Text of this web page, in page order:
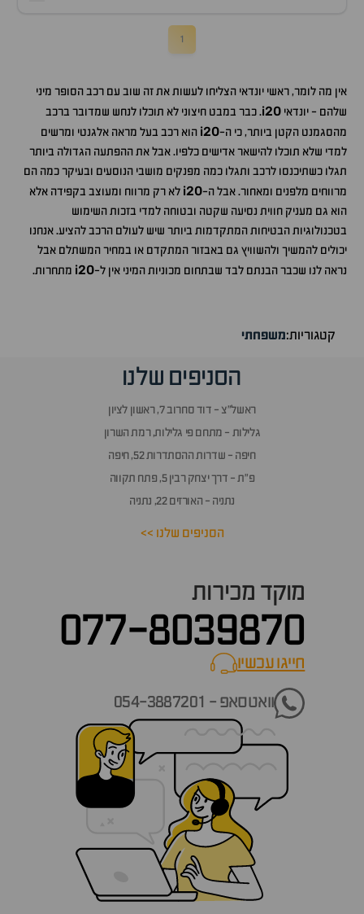
1
אין מה לומר, ראשי יונדאי הצליחו לעשות את זה שוב עם רכב הסופר מיני
שלהם - יונדאי i20. כבר במבט חיצוני לא תוכלו לנחש שמדובר ברכב
מהסגמנט הקטן ביותר, כי ה-i20 הוא רכב בעל מראה אלגנטי ומרשים
למדי שלא תוכלו להישאר אדישים כלפיו. אבל את ההפתעה הגדולה ביותר
תגלו כשתיכנסו לרכב ותגלו כמה מפנקים מושבי הנוסעים ובעיקר כמה הם
מרווחים מלפנים ומאחור. אבל ה-i20 לא רק מרווח ומעוצב בקפידה אלא
הוא גם מעניק חווית נסיעה שקטה ובטוחה למדי בזכות השימוש
בטכנולוגיות הבטיחות המתקדמות ביותר שיש לעולם הרכב להציע. אנחנו
יכולים להמשיך ולהשוויץ גם באבזור המתקדם או במחיר המשתלם אבל
נראה לנו שכבר הבנתם לבד שבתחום מכוניות המיני אין ל-i20 מתחרות.
קטגוריות:משפחתי
הסניפים שלנו
ראשל״צ - דוד סחרוב 7, ראשון לציון
גלילות - מתחם פי גלילות, רמת השרון
חיפה - שדרות ההסתדרות 52, חיפה
פ״ת - דרך יצחק רבין 5, פתח תקווה
נתניה - האורזים 22, נתניה
הסניפים שלנו >>
מוקד מכירות
077-8039870
חייגו עכשיוcall now
וואטסאפ - 054-3887201